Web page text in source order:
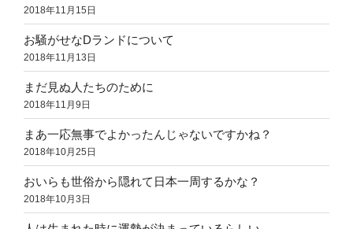
2018年11月15日
お騒がせなDランドについて
2018年11月13日
まだ見ぬ人たちのために
2018年11月9日
まあ一応無事でよかったんじゃないですかね？
2018年10月25日
おいらも世俗から隠れて日本一周するかな？
2018年10月3日